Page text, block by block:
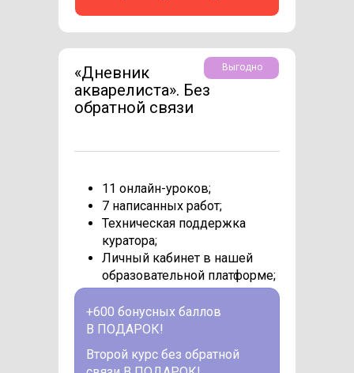
11 онлайн-уроков;
7 написанных работ;
Техническая поддержка
куратора;
Личный кабинет в нашей
образовательной платформе;
«Дневник
акварелиста». Без
обратной связи
+600 бонусных баллов
В ПОДАРОК!
Выгодно
Второй курс без обратной